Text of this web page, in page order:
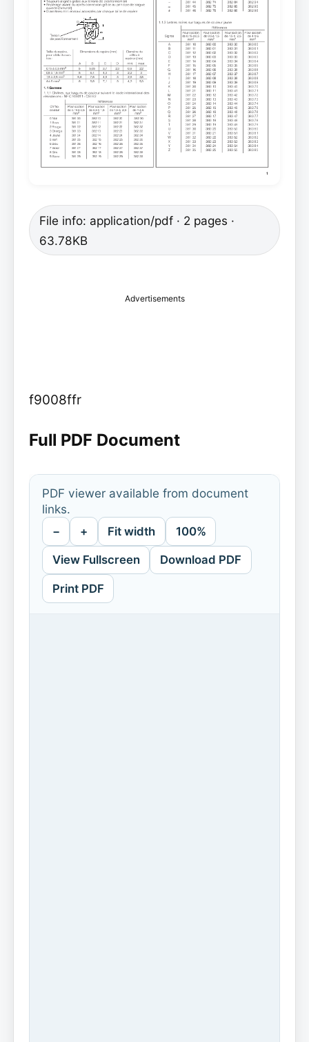
File info: application/pdf · 2 pages ·
63.78KB
Advertisements
f9008ffr
Full PDF Document
PDF viewer available from document
links.
− + Fit width 100%
View Fullscreen Download PDF
Print PDF